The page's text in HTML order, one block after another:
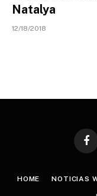
Natalya
12/18/2018
HOME NOTICIAS